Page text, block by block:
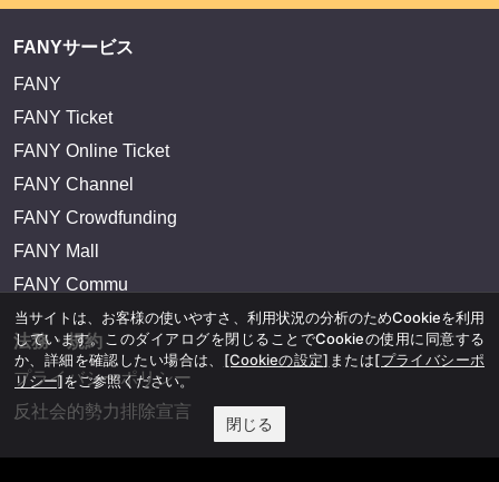
FANYサービス
FANY
FANY Ticket
FANY Online Ticket
FANY Channel
FANY Crowdfunding
FANY Mall
FANY Commu
法務・規約
プライバシーポリシー
反社会的勢力排除宣言
当サイトは、お客様の使いやすさ、利用状況の分析のためCookieを利用
しています。このダイアログを閉じることでCookieの使用に同意する
か、詳細を確認したい場合は、 [Cookieの設定] または[プライバシーポ
リシー]をご参照ください。
閉じる